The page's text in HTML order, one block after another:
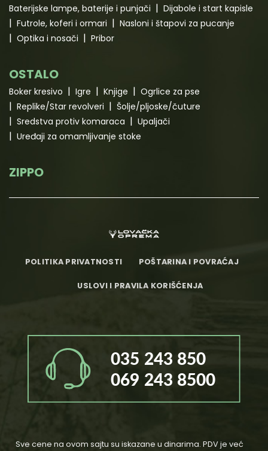
Baterijske lampe, baterije i punjači
Dijabole i start kapisle
Futrole, koferi i ormari
Nasloni i štapovi za pucanje
Optika i nosači
Pribor
OSTALO
Boker kresivo Igre Knjige
Ogrlice za pse
Replike/Star revolveri
Šolje/pljoske/čuture
Sredstva protiv komaraca
Upaljači
Uređaji za omamljivanje stoke
ZIPPO
POLITIKA PRIVATNOSTI POŠTARINA I POVRAĆAJ
USLOVI I PRAVILA KORIŠĆENJA
Sve cene na ovom sajtu su iskazane u dinarima. PDV je već